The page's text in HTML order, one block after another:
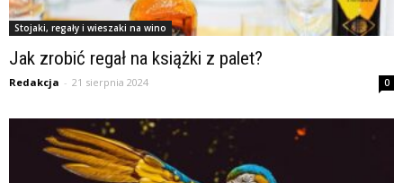
Stojaki, regały i wieszaki na wino
Jak zrobić regał na książki z palet?
Redakcja - 21 sierpnia 2024 0